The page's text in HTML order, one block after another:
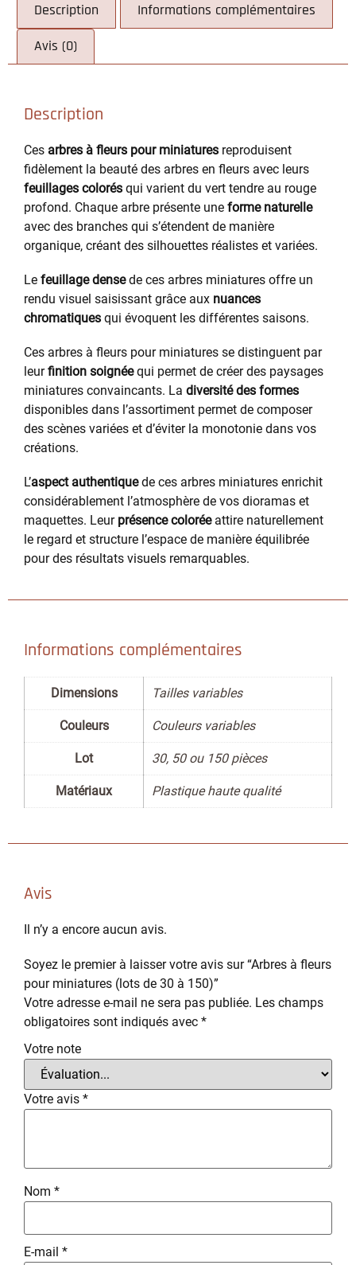
Description Informations complémentaires
Avis (0)
Description
Ces arbres à fleurs pour miniatures reproduisent
fidèlement la beauté des arbres en fleurs avec leurs
feuillages colorés qui varient du vert tendre au rouge
profond. Chaque arbre présente une forme naturelle
avec des branches qui s’étendent de manière
organique, créant des silhouettes réalistes et variées.
Le feuillage densede ces arbres miniatures offre un
rendu visuel saisissant grâce aux nuances
chromatiques qui évoquent les différentes saisons.
Ces arbres à fleurs pour miniatures se distinguent par
leurfinition soignéequi permet de créer des paysages
miniatures convaincants. La diversité des formes
disponibles dans l’assortiment permet de composer
des scènes variées et d’éviter la monotonie dans vos
créations.
L’aspect authentiquede ces arbres miniatures enrichit
considérablement l’atmosphère de vos dioramas et
maquettes. Leur présence coloréeattire naturellement
le regard et structure l’espace de manière équilibrée
pour des résultats visuels remarquables.
Informations complémentaires
Dimensions Tailles variables
Couleurs Couleurs variables
Lot 30, 50 ou 150 pièces
Matériaux Plastique haute qualité
Avis
Il n’y a encore aucun avis.
Soyez le premier à laisser votre avis sur “Arbres à fleurs
pour miniatures (lots de 30 à 150)”
Votre adresse e-mail ne sera pas publiée. Les champs
obligatoires sont indiqués avec *
Votre note
Votre avis *
Nom *
E-mail *